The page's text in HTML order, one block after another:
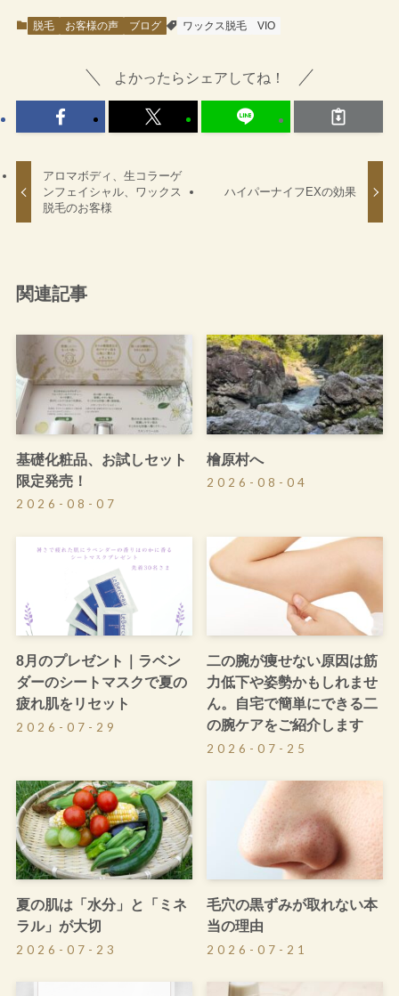
脱毛 お客様の声 ブログ ワックス脱毛 VIO
よかったらシェアしてね！
アロマボディ、生コラーゲ
ンフェイシャル、ワックス
脱毛のお客様
ハイパーナイフEXの効果
関連記事
基礎化粧品、お試しセット
限定発売！
2026-08-07
檜原村へ
2026-08-04
8月のプレゼント｜ラベン
ダーのシートマスクで夏の
疲れ肌をリセット
2026-07-29
二の腕が痩せない原因は筋
力低下や姿勢かもしれませ
ん。自宅で簡単にできる二
の腕ケアをご紹介します
2026-07-25
夏の肌は「水分」と「ミネ
ラル」が大切
2026-07-23
毛穴の黒ずみが取れない本
当の理由
2026-07-21